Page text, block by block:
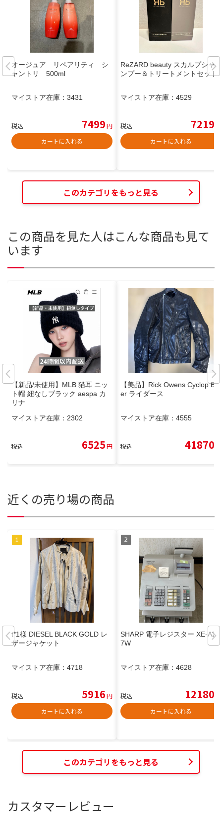
オージュア リペアリティ シ
ャントリ 500ml
マイストア在庫： 3431
税込 7499円
カートに入れる
ReZARD beauty スカルプシャ
ンプー＆トリートメントセット
マイストア在庫： 4529
税込 7219
カートに入れる
このカテゴリをもっと見る
この商品を見た人はこんな商品も見て
います
【新品/未使用】MLB 猫耳 ニッ
ト帽 紐なしブラック aespa カ
リナ
マイストア在庫： 2302
税込 6525円
【美品】Rick Owens Cyclop Bik
er ライダース
マイストア在庫： 4555
税込 41870
近くの売り場の商品
t*1様 DIESEL BLACK GOLD レ
ザージャケット
マイストア在庫： 4718
税込 5916円
カートに入れる
SHARP 電子レジスター XE-A20
7W
マイストア在庫： 4628
税込 12180
カートに入れる
このカテゴリをもっと見る
カスタマーレビュー